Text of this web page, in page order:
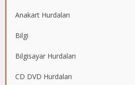
Anakart Hurdaları
Bilgi
Bilgisayar Hurdaları
CD DVD Hurdaları